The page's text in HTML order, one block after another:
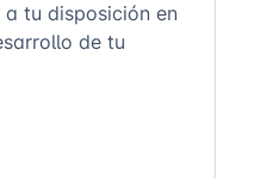
tu disposición en
de tu